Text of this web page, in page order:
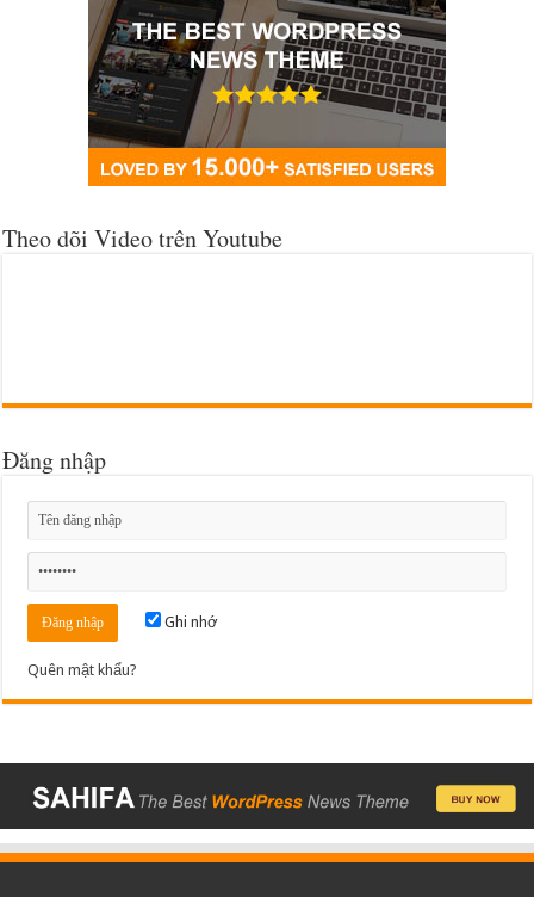
Theo dõi Video trên Youtube
Đăng nhập
Ghi nhớ
Quên mật khẩu?